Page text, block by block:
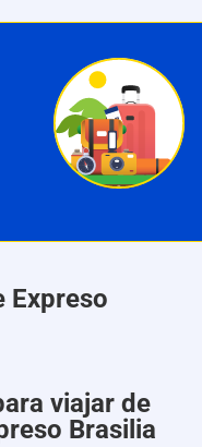
Expreso
viajar de
Brasilia